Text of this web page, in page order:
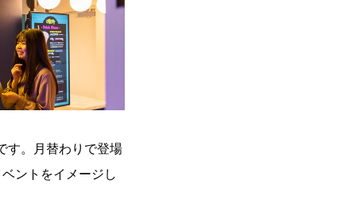
す。月替わりで登場
ントをイメージし